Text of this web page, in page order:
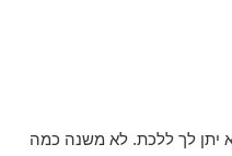
יתן לך ללכת. לא משנה כמה